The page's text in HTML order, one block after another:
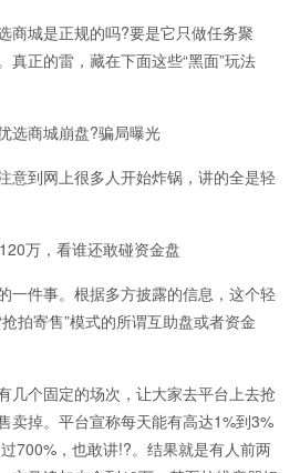
城是正规的吗?要是它只做任务聚
真正的雷，藏在下面这些“黑面”玩法
商城崩盘?骗局曝光
到网上很多人开始炸锅，讲的全是轻
万，看谁还敢碰资金盘
件事。根据多方披露的信息，这个轻
拍寄售”模式的所谓互助盘或者资金
个固定的场次，让大家去平台上去抢
卖掉。平台宣称每天能有高达1%到3%
700%，也敢讲!?。结果就是有人前两